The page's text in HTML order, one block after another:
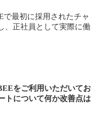
で最初に採用されたチャ
、正社員として実際に働
をご利用いただいてお
トについて何か改善点は